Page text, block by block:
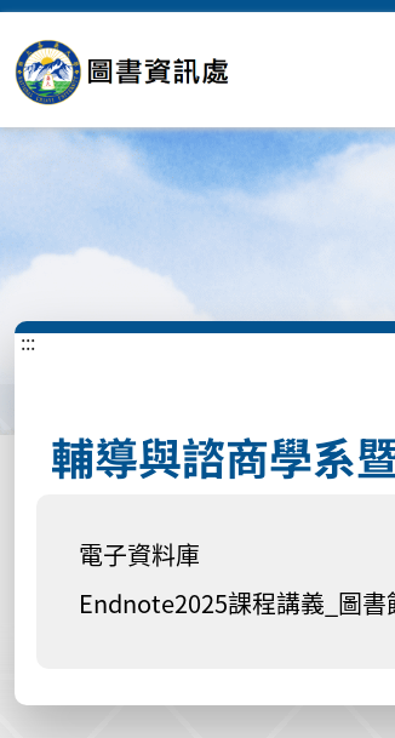
:::
輔導與諮商學系
電子資料庫
Endnote2025課程講義_圖書